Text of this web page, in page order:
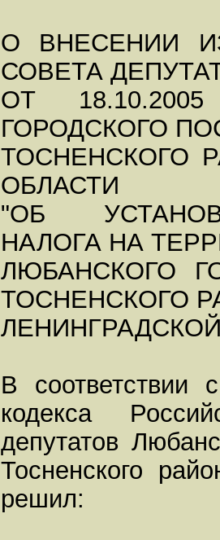
О ВНЕСЕНИИ
СОВЕТА
ОТ
ГОРОДСКОГО
ТОСНЕНСКОГО
ОБЛАСТИ
"ОБ
НАЛОГА НА
ЛЮБАНСКОГО
ТОСНЕНСКОГО
В соответствии
кодекса
депутатов
Тосненского
решил: